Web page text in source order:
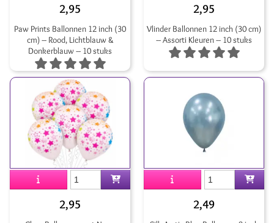
2,95
Paw Prints Ballonnen 12 inch (30
cm) – Rood, Lichtblauw &
Donkerblauw – 10 stuks
2,95
Vlinder Ballonnen 12 inch (30 cm)
– Assorti Kleuren – 10 stuks
2,95 2,49